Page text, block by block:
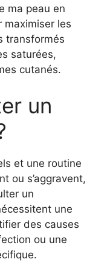
ma peau en
maximiser les
transformés
saturées,
cutanés.
un
et une routine
ou s’aggravent,
un
une
des causes
ou une